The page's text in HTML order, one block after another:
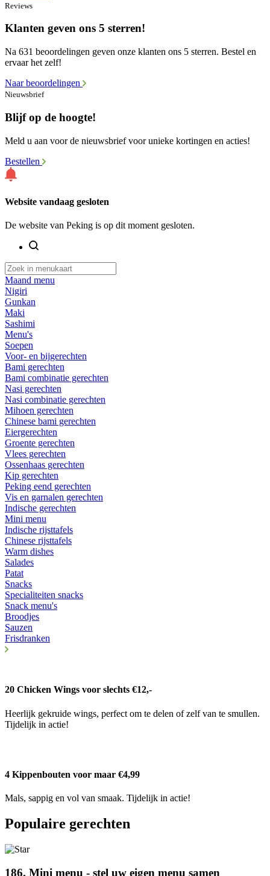
Reviews
Klanten geven ons 5 sterren!
Na 631 beoordelingen geven onze klanten ons 5 sterren. Bestel en
ervaar het zelf!
Naar beoordelingen
Nieuwsbrief
Blijf op de hoogte!
Meld u aan voor de nieuwsbrief voor unieke kortingen en acties!
Bestellen
Website vandaag gesloten
De website van Peking is op dit moment gesloten.
Maand menu
Nigiri
Gunkan
Maki
Sashimi
Menu's
Soepen
Voor- en bijgerechten
Bami gerechten
Bami combinatie gerechten
Nasi gerechten
Nasi combinatie gerechten
Mihoen gerechten
Chinese bami gerechten
Eiergerechten
Groente gerechten
Vlees gerechten
Ossenhaas gerechten
Kip gerechten
Peking eend gerechten
Vis en garnalen gerechten
Indische gerechten
Mini menu
Indische rijsttafels
Chinese rijsttafels
Warm dishes
Salades
Patat
Snacks
Specialiteiten snacks
Snack menu's
Broodjes
Sauzen
Frisdranken
20 Chicken Wings voor slechts €12,-
Heerlijk gekruide wings, perfect om te delen of zelf van te smullen.
Tijdelijk in actie!
4 Kippenbouten voor maar €4,99
Mals, sappig en vol van smaak. Tijdelijk in actie!
Populaire gerechten
186. Mini menu - stel uw eigen menu samen